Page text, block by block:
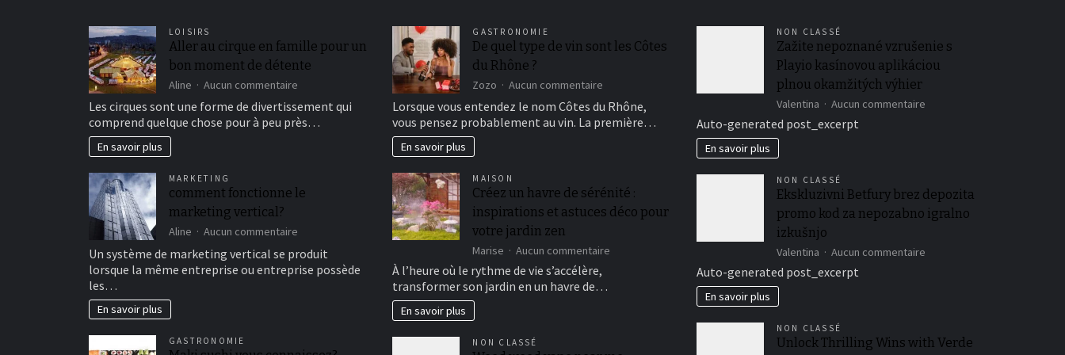
LOISIRS
Aller au cirque en famille pour un
bon moment de détente
Aline Aucun commentaire
au
cirque
bon
Les cirques sont une forme de divertissement qui
comprend quelque chose pour à peu près…
En savoir plus
MARKETING
comment fonctionne le
marketing vertical?
Aline Aucun commentaire
fonctionne
le
Un système de marketing vertical se produit
lorsque la même entreprise ou entreprise possède
les…
En savoir plus
GASTRONOMIE
GASTRONOMIE
De quel type de vin sont les Côtes
du Rhône ?
Zozo Aucun commentaire
quel
type
les
Côtes
du
Lorsque vous entendez le nom Côtes du Rhône,
vous pensez probablement au vin. La première…
En savoir plus
MAISON
Créez un havre de sérénité :
inspirations et astuces déco pour
votre jardin zen
Marise Aucun commentaire
À l’heure où le rythme de vie s’accélère,
transformer son jardin en un havre de…
En savoir plus
NON CLASSÉ
NON CLASSÉ
Zažite nepoznané vzrušenie s
Playio kasínovou aplikáciou
plnou okamžitých výhier
Valentina Aucun commentairesur
kasínovou
aplikáciou
plnou
Auto-generated post_excerpt
En savoir plus
NON CLASSÉ
Ekskluzivni Betfury brez depozita
promo kod za nepozabno igralno
izkušnjo
Valentina Aucun commentairesur
kod
za
Auto-generated post_excerpt
En savoir plus
NON CLASSÉ
Unlock Thrilling Wins with Verde